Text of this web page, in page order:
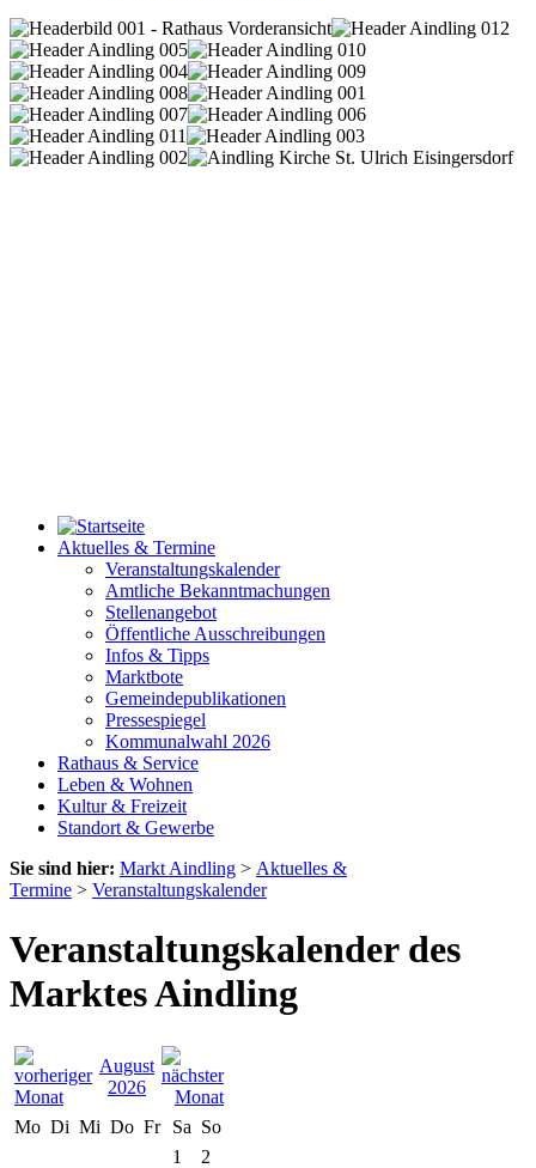
Aktuelles & Termine
Veranstaltungskalender
Amtliche Bekanntmachungen
Stellenangebot
Öffentliche Ausschreibungen
Infos & Tipps
Marktbote
Gemeindepublikationen
Pressespiegel
Kommunalwahl 2026
Rathaus & Service
Leben & Wohnen
Kultur & Freizeit
Standort & Gewerbe
Sie sind hier: Markt Aindling > Aktuelles &
Termine > Veranstaltungskalender
Veranstaltungskalender des
Marktes Aindling
August
2026
Mo Di Mi Do Fr Sa So
1
2